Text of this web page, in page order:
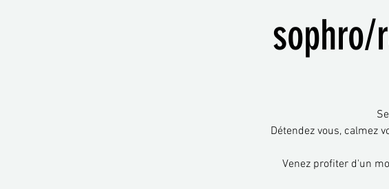
Détendez vous, calmez
Venez profiter d'un